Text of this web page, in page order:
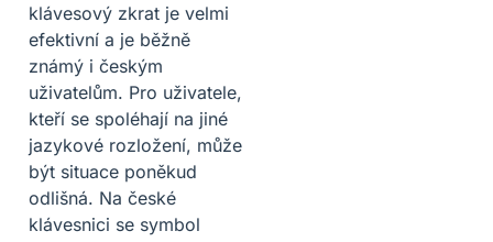
klávesový zkrat je velmi
efektivní a je běžně
známý i českým
uživatelům. Pro uživatele,
kteří se spoléhají na jiné
jazykové rozložení, může
být situace poněkud
odlišná. Na české
klávesnici se symbol